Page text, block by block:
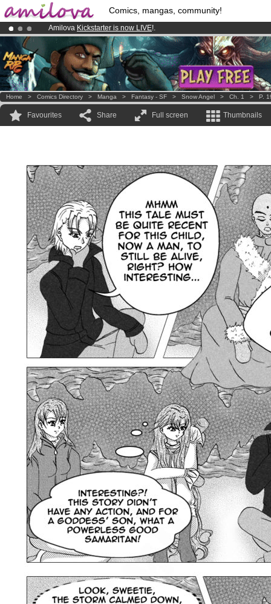
Comics, mangas, community!
Amilova Kickstarter is now LIVE!.
Premium membership from3.95 eurosper month !Get membership
Already 100000membersand 1000 comics & mangas!.
Home > Comics Directory > Manga > Fantasy - SF > Snow Angel > Ch. 1 > P.
Favourites Share Full screen Thumbnails